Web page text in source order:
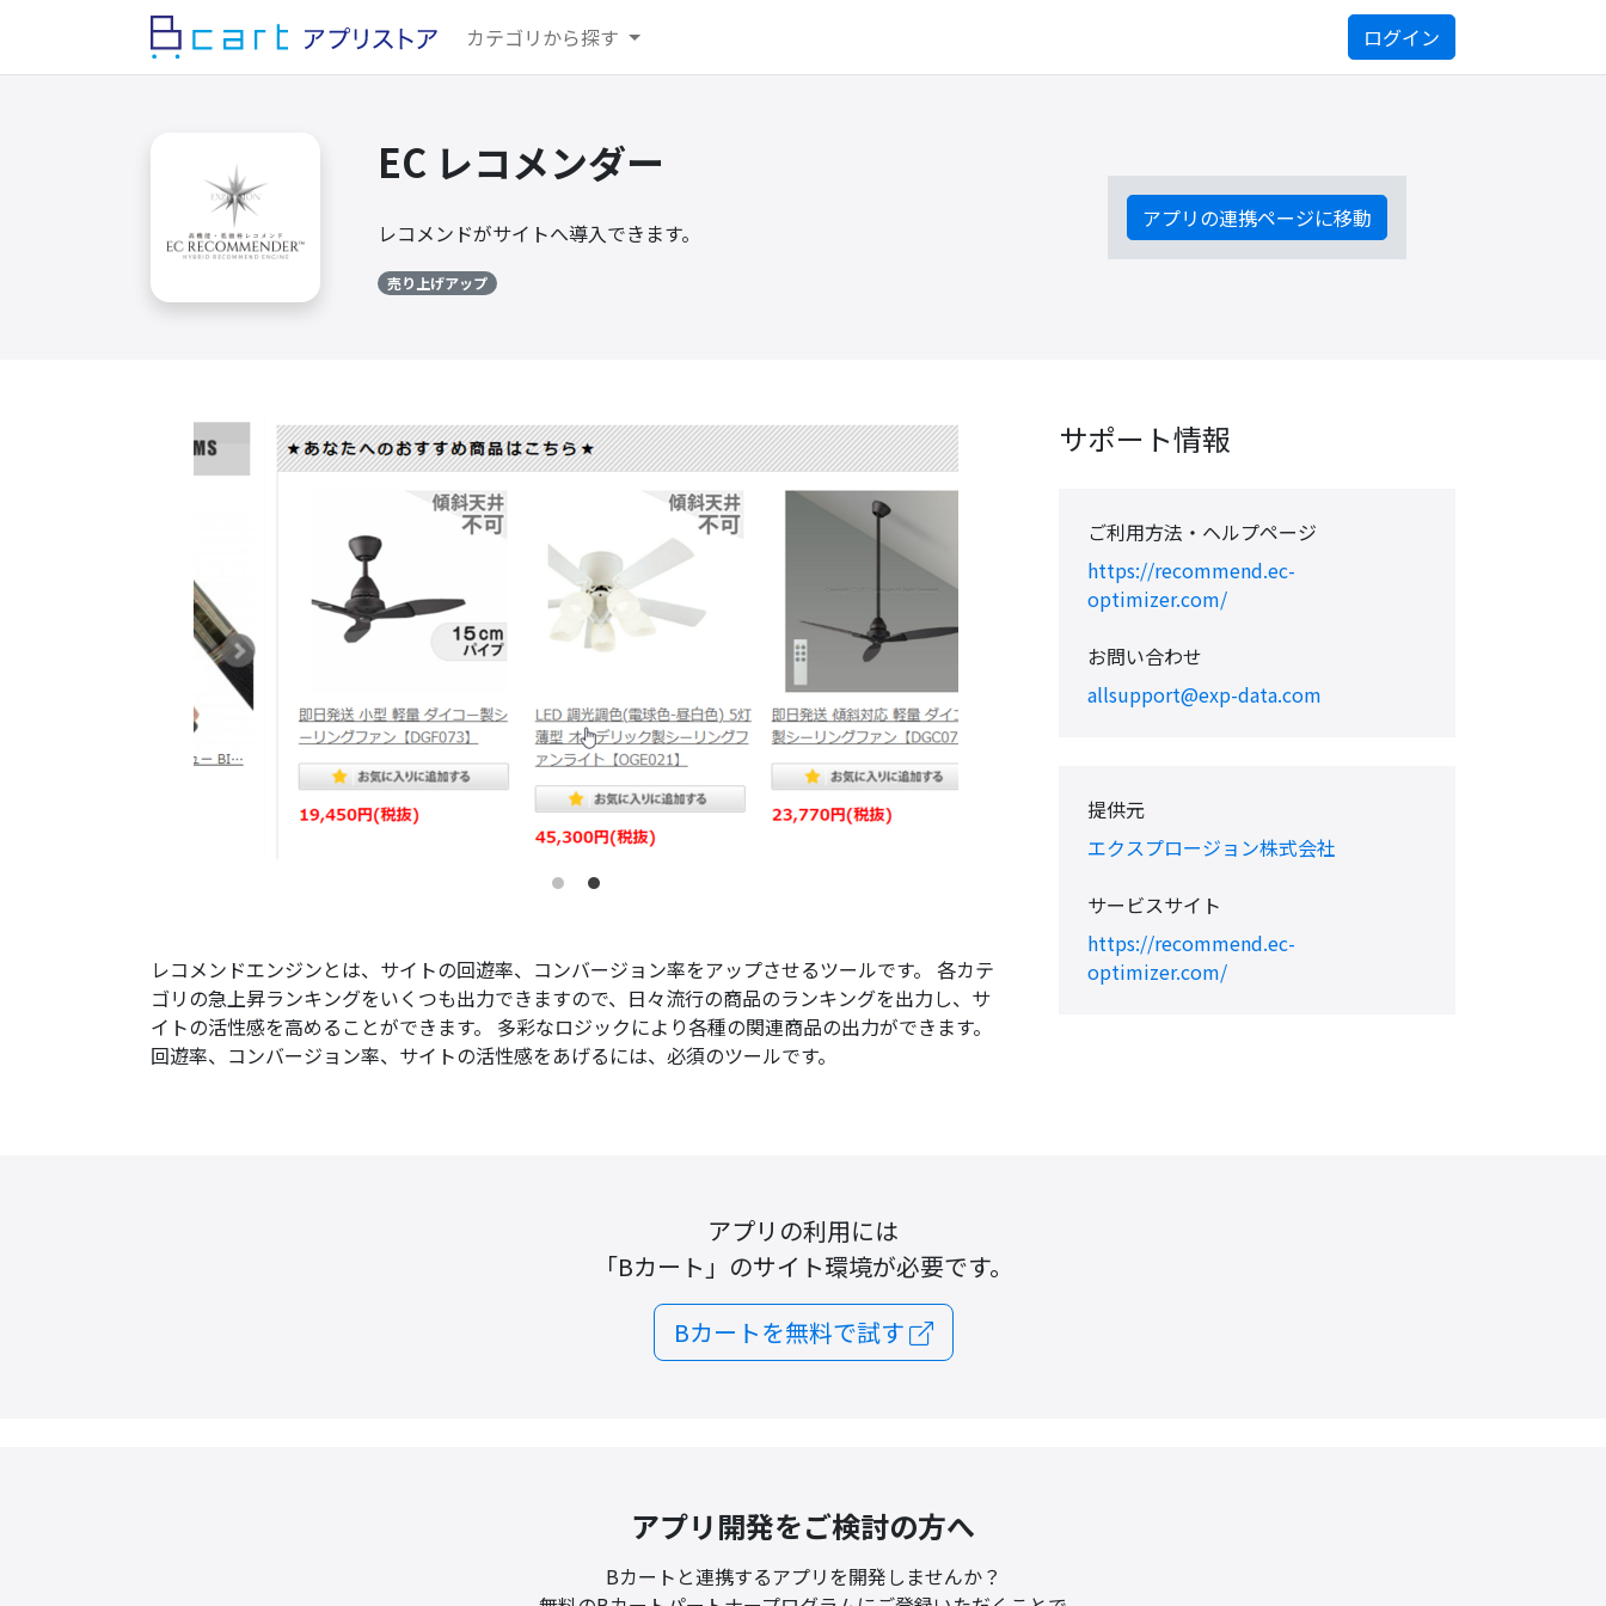
カテゴリから探す ログイン
EC レコメンダー
レコメンドがサイトへ導入できます。
売り上げアップ
アプリの連携ページに移動
レコメンドエンジンとは、サイトの回遊率、コンバージョン率をアップさせるツールです。 各カテ
ゴリの急上昇ランキングをいくつも出力できますので、日々流行の商品のランキングを出力し、サ
イトの活性感を高めることができます。 多彩なロジックにより各種の関連商品の出力ができます。
回遊率、コンバージョン率、サイトの活性感をあげるには、必須のツールです。
サポート情報
ご利用方法・ヘルプページ
https://recommend.ec-
optimizer.com/
お問い合わせ
allsupport@exp-data.com
提供元
エクスプロージョン株式会社
サービスサイト
https://recommend.ec-
optimizer.com/
アプリの利用には
「Bカート」のサイト環境が必要です。
Bカートを無料で試す
アプリ開発をご検討の方へ
Bカートと連携するアプリを開発しませんか？